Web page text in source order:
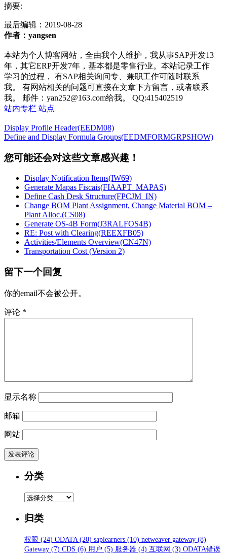
摘要:
最后编辑： 2019-08-28
作者：yangsen
本站为个人博客网站，全由我个人维护，我从事SAP开发13
年，其它ERP开发7年，基本都是零售行业。本站记录工作
学习的过程， 有SAP相关询问专、兼职工作可随时联系
我。 有网站相关的问题可直接在文章下方留言，或者联系
我。 邮件：yan252@163.com给我。 QQ:415402519
站内专栏 站点
Display Profile Header(EEDM08)
Define and Display Formula Groups(EEDMFORMGRPSHOW)
您可能还会对这些文章感兴趣！
Display Notification Items(IW69)
Generate Mapas Fiscais(FIAAPT_MAPAS)
Define Cash Desk Structure(FPCJM_IN)
Change BOM Plant Assignment, Change Material BOM –
Plant Alloc.(CS08)
Generate OS-4B Form(J3RALFOS4B)
RE: Post with Clearing(REEXFB05)
Activities/Elements Overview(CN47N)
Transportation Cost (Version 2)
留下一个回复
你的email不会被公开。
评论 *
显示名称
邮箱
网站
分类
分
归类
权限 (24) ODATA (20) saplearners (10) netweaver gateway (8)
Gateway (7) CDS (6) 用户 (5) 服务器 (4) 互联网 (3) ODATA错误